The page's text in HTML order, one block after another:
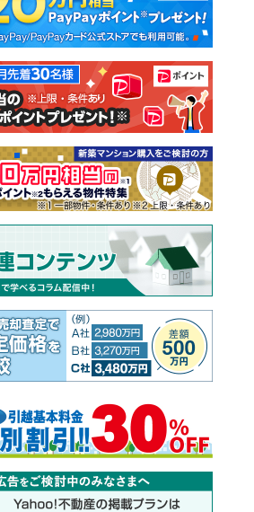
中古一戸建て
土地